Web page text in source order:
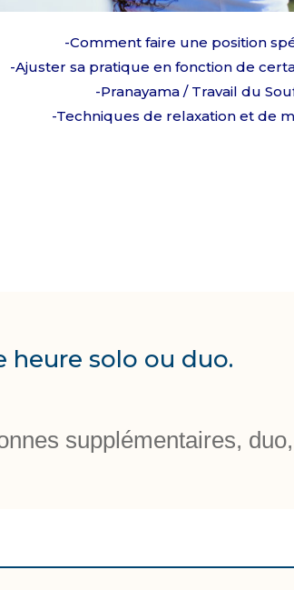
-Comment faire une position
-Ajuster sa pratique en fonction de
-Pranayama / Travail du
-Techniques de relaxation et de
heure solo ou duo.
supplémentaires,